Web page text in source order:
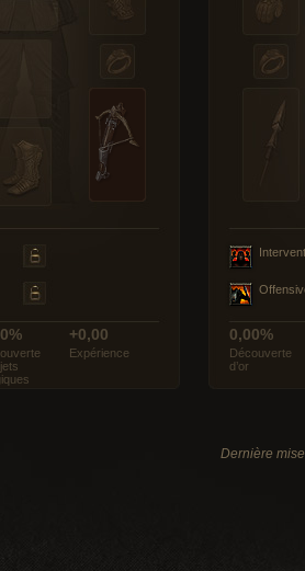
+0,00
Expérience
0,00%
Découverte
d’or
Dernière